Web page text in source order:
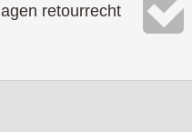
retourrecht